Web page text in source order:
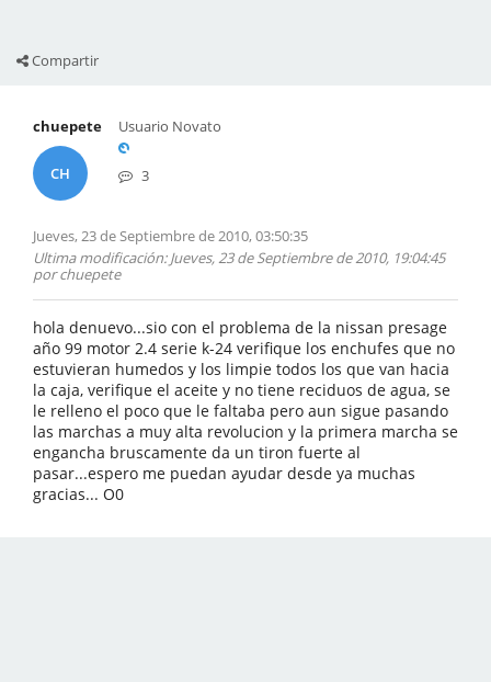
Compartir
chuepete
CH
Usuario Novato
3
Jueves, 23 de Septiembre de 2010, 03:50:35
Ultima modificación: Jueves, 23 de Septiembre de 2010, 19:04:45
por chuepete
hola denuevo...sio con el problema de la nissan presage
año 99 motor 2.4 serie k-24 verifique los enchufes que no
estuvieran humedos y los limpie todos los que van hacia
la caja, verifique el aceite y no tiene reciduos de agua, se
le relleno el poco que le faltaba pero aun sigue pasando
las marchas a muy alta revolucion y la primera marcha se
engancha bruscamente da un tiron fuerte al
pasar...espero me puedan ayudar desde ya muchas
gracias... O0